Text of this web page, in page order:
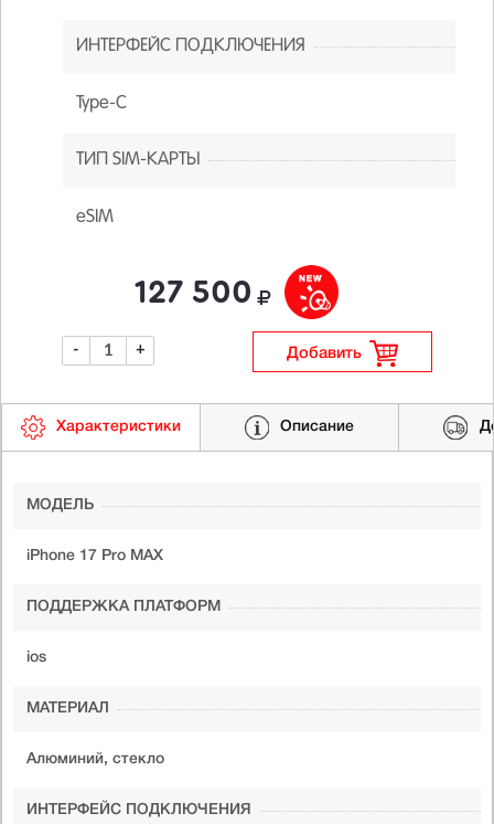
127 500
- + Добавить
ИНТЕРФЕЙС ПОДКЛЮЧЕНИЯ
Type-C
ТИП SIM-КАРТЫ
eSIM
Характеристики Описание
МОДЕЛЬ
iPhone 17 Pro MAX
ПОДДЕРЖКА ПЛАТФОРМ
ios
МАТЕРИАЛ
Алюминий, стекло
ИНТЕРФЕЙС ПОДКЛЮЧЕНИЯ